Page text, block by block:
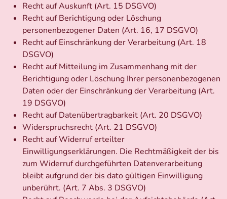
Recht auf Auskunft (Art. 15 DSGVO)
Recht auf Berichtigung oder Löschung
personenbezogener Daten (Art. 16, 17 DSGVO)
Recht auf Einschränkung der Verarbeitung (Art. 18
DSGVO)
Recht auf Mitteilung im Zusammenhang mit der
Berichtigung oder Löschung Ihrer personenbezogenen
Daten oder der Einschränkung der Verarbeitung (Art.
19 DSGVO)
Recht auf Datenübertragbarkeit (Art. 20 DSGVO)
Widerspruchsrecht (Art. 21 DSGVO)
Recht auf Widerruf erteilter
Einwilligungserklärungen. Die Rechtmäßigkeit der bis
zum Widerruf durchgeführten Datenverarbeitung
bleibt aufgrund der bis dato gültigen Einwilligung
unberührt. (Art. 7 Abs. 3 DSGVO)